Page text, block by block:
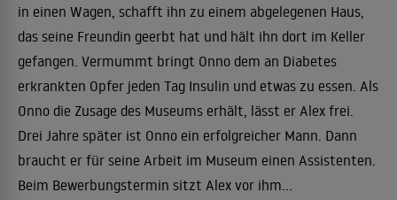
in einen Wagen, schafft ihn zu einem abgelegenen Haus,
das seine Freundin geerbt hat und hält ihn dort im Keller
gefangen. Vermummt bringt Onno dem an Diabetes
erkrankten Opfer jeden Tag Insulin und etwas zu essen. Als
Onno die Zusage des Museums erhält, lässt er Alex frei.
Drei Jahre später ist Onno ein erfolgreicher Mann. Dann
braucht er für seine Arbeit im Museum einen Assistenten.
Beim Bewerbungstermin sitzt Alex vor ihm...